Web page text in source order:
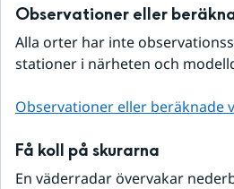
Observationer eller
Alla orter har inte
stationer i närheten och
Observationer eller beräknade
Få koll på skurarna
En väderradar övervakar